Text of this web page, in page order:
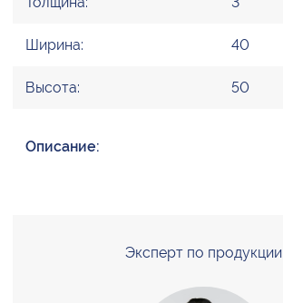
Ширина: 40
Высота: 50
Описание:
Эксперт по продукции